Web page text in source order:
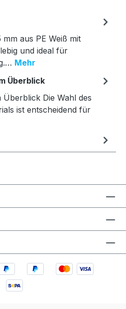
aus PE Weiß mit
und ideal für
Mehr
Überblick
Die Wahl des
ist entscheidend für